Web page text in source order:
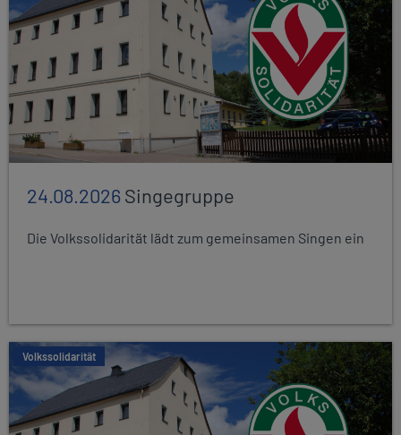
24.08.2026Singegruppe
Die Volkssolidarität lädt zum gemeinsamen Singen ein
Volkssolidarität